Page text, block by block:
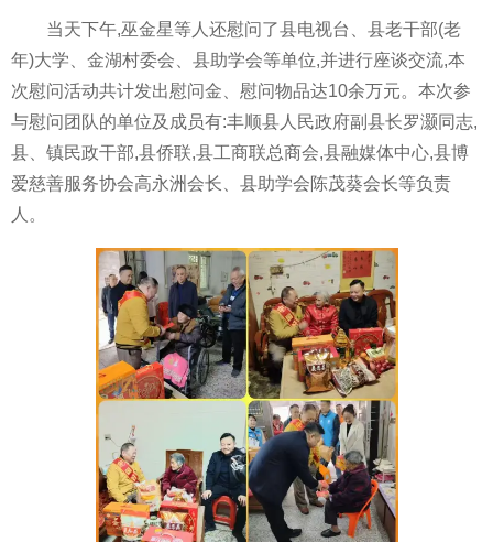
当天下午,巫金星等人还慰问了县电视台、县老干部(老
年)大学、金湖村委会、县助学会等单位,并进行座谈交流,本
次慰问活动共计发出慰问金、慰问物品达10余万元。本次参
与慰问团队的单位及成员有:丰顺县人民政府副县长罗灏同志,
县、镇民政干部,县侨联,县工商联总商会,县融媒体中心,县博
爱慈善服务协会高永洲会长、县助学会陈茂葵会长等负责
人。